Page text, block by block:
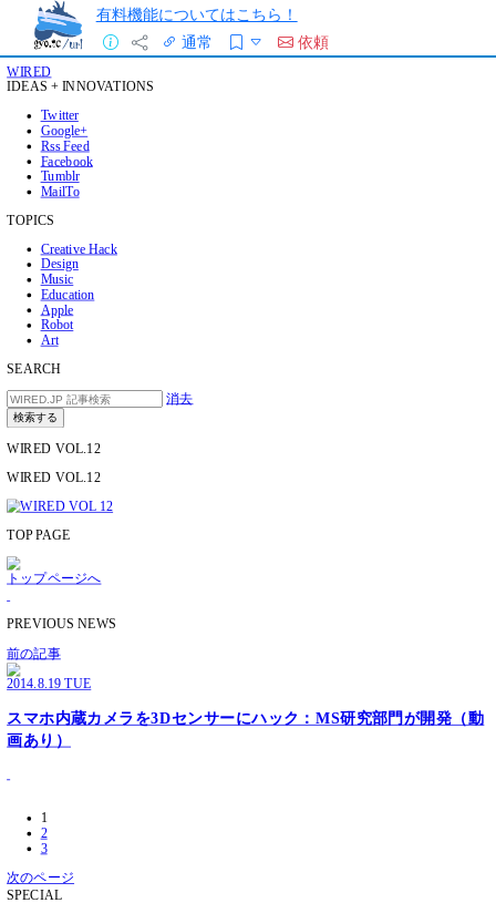
有料機能についてはこちら！
通常
依頼